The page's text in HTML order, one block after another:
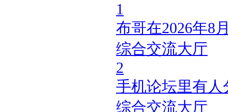
1
布哥在2026年8
综合交流大厅
2
手机论坛里有
综合交流大厅